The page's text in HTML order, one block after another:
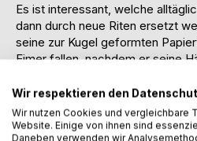
Es ist interessant, welche
dann durch neue Riten ersetzt
seine zur Kugel geformten
Eimer fallen, nachdem er seine
desinfizierte. Da liegt sie nun
leblosen Salzsäule erstarrt. Wie
Mensch aus dem Kabinett der
Schneewittchen, die in ihrem
Wir respektieren den
Wir nutzen Cookies und vergleichbare
Website. Einige von ihnen sind
Daneben verwenden wir